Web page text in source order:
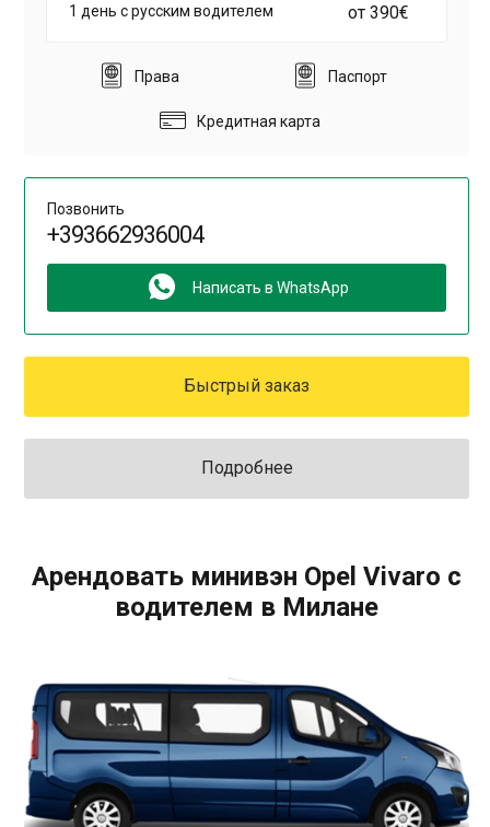
1 день с русским водителем от 390€
Права Паспорт
Кредитная карта
Позвонить
+393662936004
Написать в WhatsApp
Быстрый заказ
Подробнее
Арендовать минивэн Opel Vivaro с
водителем в Милане